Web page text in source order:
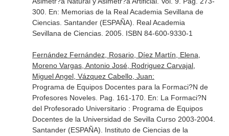
300. En: Memorias de la Real Academia Sevillana de
Ciencias. Santander (ESPAÑA). Real Academia
Sevillana de Ciencias. 2005. ISBN 84-600-9330-1
Fernández Fernández, Rosario, Díez Martín, Elena,
Moreno Vargas, Antonio José, Rodriguez Carvajal,
Miguel Angel, Vázquez Cabello, Juan:
Programa de Equipos Docentes para la Formaci?N de
Profesores Noveles. Pag. 161-170. En: La Formaci?N
del Profesorado Universitario : Programa de Equipos
Docentes de la Universidad de Sevilla Curso 2003-2004.
Santander (ESPAÑA). Instituto de Ciencias de la